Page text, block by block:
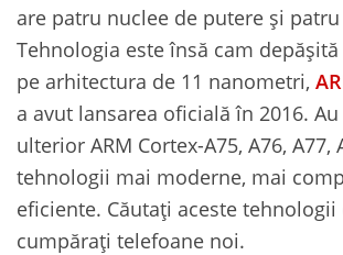
are patru nuclee de putere și
Tehnologia este însă cam
pe arhitectura de 11 nanometri,
a avut lansarea oficială în 2016.
ulterior ARM Cortex-A75, A76, A77,
tehnologii mai moderne, mai
eficiente. Căutați aceste tehnologii
cumpărați telefoane noi.